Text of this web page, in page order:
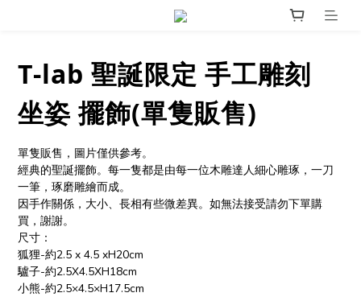
T-lab 聖誕限定 手工雕刻
坐姿 擺飾(單隻販售)
單隻販售，圖片僅供參考。
經典的聖誕擺飾。每一隻都是由每一位木雕達人細心雕琢，一刀
一筆，琢磨雕繪而成。
因手作關係，大小、長相有些微差異。如無法接受請勿下單購
買，謝謝。
尺寸：
狐狸-約2.5 x 4.5 xH20cm
驢子-約2.5X4.5XH18cm
小熊-約2.5×4.5×H17.5cm